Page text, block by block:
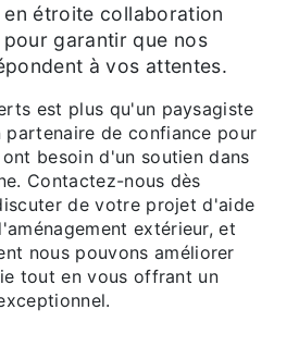
étroite collaboration
garantir que nos
à vos attentes.
est plus qu'un paysagiste
partenaire de confiance pour
besoin d'un soutien dans
Contactez-nous dès
de votre projet d'aide
extérieur, et
nous pouvons améliorer
tout en vous offrant un